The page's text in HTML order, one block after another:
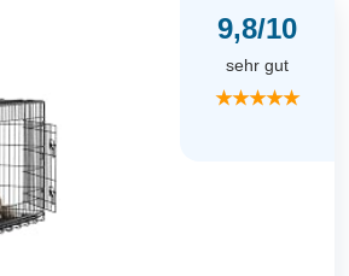
9,8/10
sehr gut
★★★★★